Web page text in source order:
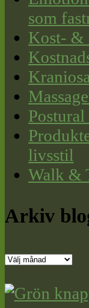
som
Kost- &
livsstil
Walk &
Arkiv
Arkiv
/